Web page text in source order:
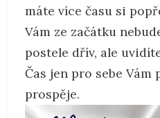
máte více času si
Vám ze začátku
postele dřív, ale
Čas jen pro sebe Vám
prospěje.